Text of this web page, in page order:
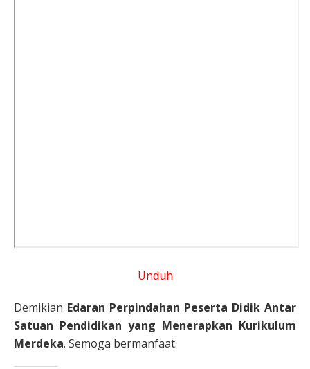
Unduh
Demikian Edaran Perpindahan Peserta Didik Antar
Satuan Pendidikan yang Menerapkan Kurikulum
Merdeka. Semoga bermanfaat.